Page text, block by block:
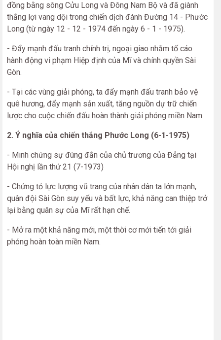
đồng bằng sông Cửu Long và Đông Nam Bộ và đã giành
thắng lợi vang dội trong chiến dịch đánh Đường 14 - Phước
Long (từ ngày 12 - 12 - 1974 đến ngày 6 - 1 - 1975).
- Đẩy mạnh đấu tranh chính trị, ngoại giao nhằm tố cáo
hành động vi phạm Hiệp định của Mĩ và chính quyền Sài
Gòn.
- Tại các vùng giải phóng, ta đẩy mạnh đấu tranh bảo vệ
quê hương, đẩy mạnh sản xuất, tăng nguồn dự trữ chiến
lược cho cuộc chiến đấu hoàn thành giải phóng miền Nam.
2. Ý nghĩa của chiến thắng Phước Long (6-1-1975)
- Minh chứng sự đúng đắn của chủ trương của Đảng tại
Hội nghị lần thứ 21 (7-1973)
- Chứng tỏ lực lượng vũ trang của nhân dân ta lớn mạnh,
quân đội Sài Gòn suy yếu và bất lực, khả năng can thiệp trở
lại bằng quân sự của Mĩ rất hạn chế.
- Mở ra một khả năng mới, một thời cơ mới tiến tới giải
phóng hoàn toàn miền Nam.